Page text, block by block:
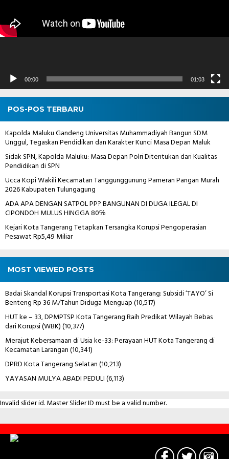
00:00 01:03
POS-POS TERBARU
Kapolda Maluku Gandeng Universitas Muhammadiyah Bangun SDM
Unggul, Tegaskan Pendidikan dan Karakter Kunci Masa Depan Maluk
Sidak SPN, Kapolda Maluku: Masa Depan Polri Ditentukan dari Kualitas
Pendidikan di SPN
Ucca Kopi Wakili Kecamatan Tanggunggunung Pameran Pangan Murah
2026 Kabupaten Tulungagung
ADA APA DENGAN SATPOL PP? BANGUNAN DI DUGA ILEGAL DI
CIPONDOH MULUS HINGGA 80℅
Kejari Kota Tangerang Tetapkan Tersangka Korupsi Pengoperasian
Pesawat Rp5,49 Miliar
MOST VIEWED POSTS
Badai Skandal Korupsi Transportasi Kota Tangerang: Subsidi ‘TAYO’ Si
Benteng Rp 36 M/Tahun Diduga Menguap(10,517)
HUT ke – 33, DPMPTSP Kota Tangerang Raih Predikat Wilayah Bebas
dari Korupsi (WBK)(10,377)
Merajut Kebersamaan di Usia ke-33: Perayaan HUT Kota Tangerang di
Kecamatan Larangan(10,341)
DPRD Kota Tangerang Selatan(10,213)
YAYASAN MULYA ABADI PEDULI(6,113)
Invalid slider id. Master Slider ID must be a valid number.
Contact
Us